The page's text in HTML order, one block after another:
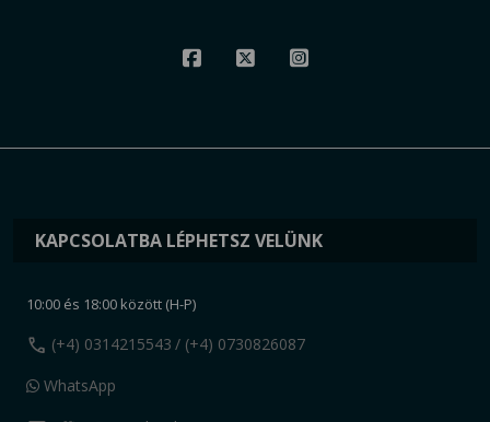
KAPCSOLATBA LÉPHETSZ VELÜNK
10:00 és 18:00 között (H-P)
call (+4) 0314215543 / (+4) 0730826087
WhatsApp